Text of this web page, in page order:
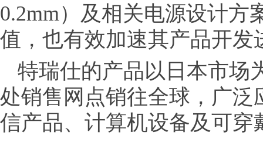
0.2mm）及相关电源设计
值，也有效加速其产品开发
特瑞仕的产品以日本市场
处销售网点销往全球，广
信产品、计算机设备及可穿